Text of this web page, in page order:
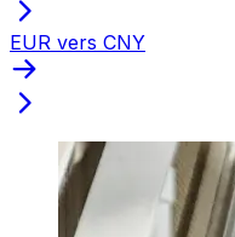
EUR vers CNY